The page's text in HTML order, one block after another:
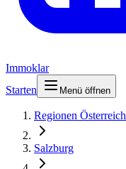
Immoklar
Starten
Menü öffnen
Regionen Österreich
Salzburg